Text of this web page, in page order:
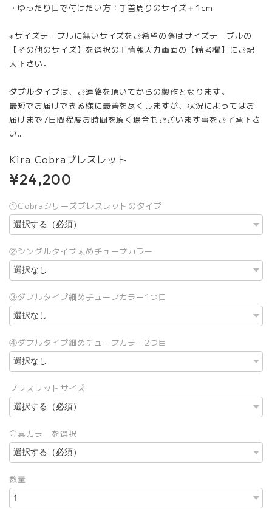
・ゆったり目で付けたい方：手首周りのサイズ＋1cm
※サイズテーブルに無いサイズをご希望の際はサイズテーブルの
【その他のサイズ】を選択の上情報入力画面の【備考欄】にご記
入下さい。
ダブルタイプは、ご連絡を頂いてからの製作となります。
最短でお届けできる様に最善を尽くしますが、状況によってはお
届けまで7日間程度お時間を頂く場合もございます事をご了承下さ
い。
Kira Cobraブレスレット
¥24,200
①Cobraシリーズブレスレットのタイプ
②シングルタイプ太めチューブカラー
③ダブルタイプ細めチューブカラー1つ目
④ダブルタイプ細めチューブカラー2つ目
ブレスレットサイズ
金具カラーを選択
数量